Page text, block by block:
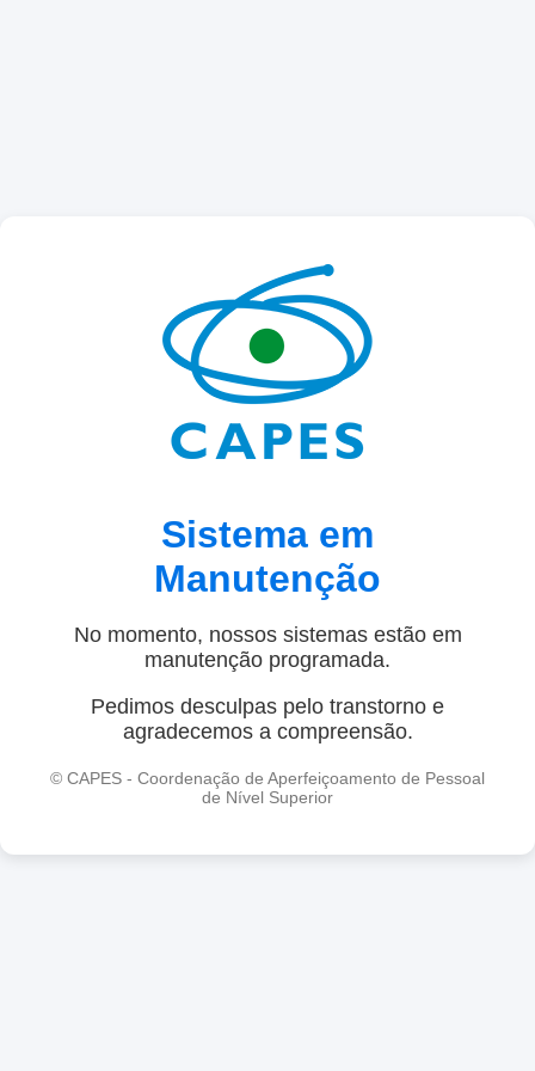
Sistema em
Manutenção
No momento, nossos sistemas estão em
manutenção programada.
Pedimos desculpas pelo transtorno e
agradecemos a compreensão.
© CAPES - Coordenação de Aperfeiçoamento de Pessoal
de Nível Superior